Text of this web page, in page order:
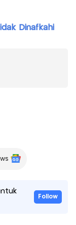
Dinafkahi
Follow